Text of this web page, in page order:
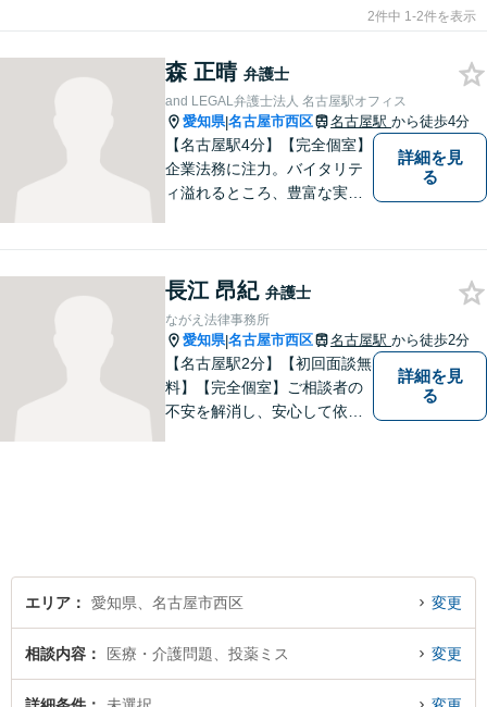
2件中 1-2件を表示
森 正晴 弁護士
and LEGAL弁護士法人 名古屋駅オフィス
愛知県|名古屋市西区 名古屋駅 から徒歩4分
【名古屋駅4分】【完全個室】
企業法務に注力。バイタリテ
ィ溢れるところ、豊富な実
い。
詳細を見
る
長江 昂紀 弁護士
ながえ法律事務所
愛知県|名古屋市西区 名古屋駅 から徒歩2分
【名古屋駅2分】【初回面談無
料】【完全個室】ご相談者の
不安を解消し、安心して依頼
詳細を見
る
エリア 愛知県、名古屋市西区 変更
相談内容 医療・介護問題、投薬ミス 変更